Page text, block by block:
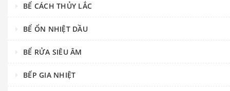
BỂ CÁCH THỦY LẮC
BỂ ỔN NHIỆT DẦU
BỂ RỬA SIÊU ÂM
BẾP GIA NHIỆT